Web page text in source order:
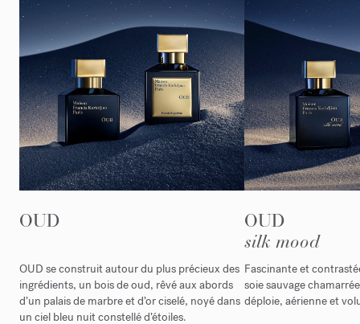
OUD
OUD se construit autour du plus précieux des
ingrédients, un bois de oud, rêvé aux abords
d’un palais de marbre et d’or ciselé, noyé dans
un ciel bleu nuit constellé d’étoiles.
OUD
silk mood
Fascinante et
soie sauvage
déploie, aérienne et